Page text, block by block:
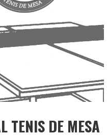
TENIS DE MESA